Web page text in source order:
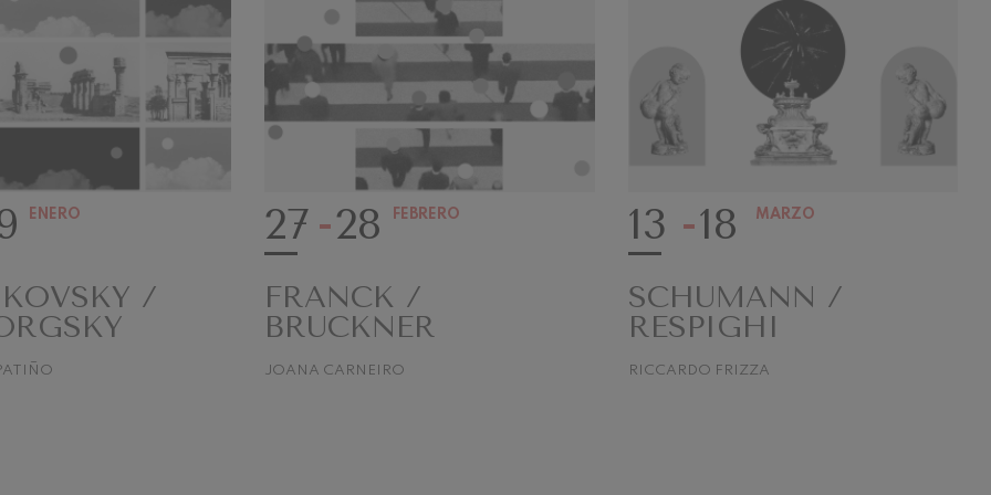
ENERO
/
27 28 FEBRERO
FRANCK /
BRUCKNER
JOANA CARNEIRO
13 18 MARZO
SCHUMANN /
RESPIGHI
RICCARDO FRIZZA